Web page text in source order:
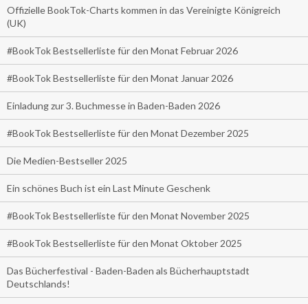
Offizielle BookTok-Charts kommen in das Vereinigte Königreich
(UK)
#BookTok Bestsellerliste für den Monat Februar 2026
#BookTok Bestsellerliste für den Monat Januar 2026
Einladung zur 3. Buchmesse in Baden-Baden 2026
#BookTok Bestsellerliste für den Monat Dezember 2025
Die Medien-Bestseller 2025
Ein schönes Buch ist ein Last Minute Geschenk
#BookTok Bestsellerliste für den Monat November 2025
#BookTok Bestsellerliste für den Monat Oktober 2025
Das Bücherfestival - Baden-Baden als Bücherhauptstadt
Deutschlands!